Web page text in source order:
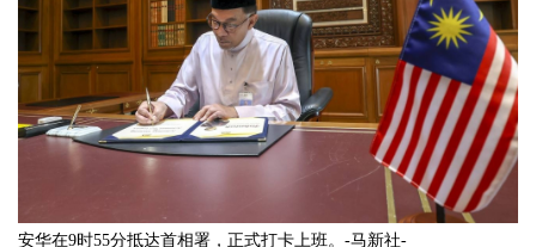
安华在9时55分抵达首相署，正式打卡上班。-马新社-